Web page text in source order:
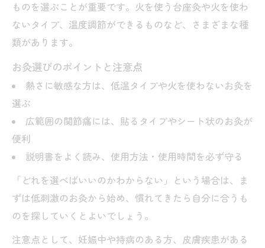
ものを選ぶことが重要です。火を使う台座灸や火を使わ
ないタイプ、温度調節ができるものなど、さまざまな種
類があります。
お灸選びのポイントと注意点
熱さに敏感な方は、低温タイプや火を使わないお灸を
選ぶ
広範囲の関節痛には、貼るタイプやシート状のお灸が
便利
説明書をよく読み、使用方法・使用時間を必ず守る
「どれを選べばいいのかわからない」という場合は、ま
ずは低刺激のお灸から始め、慣れてきたら自分に合うも
のを探していくとよいでしょう。
注意点として、妊娠中や持病のある方、皮膚疾患がある